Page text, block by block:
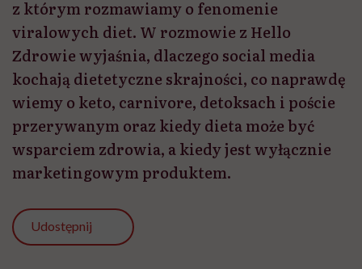
z którym rozmawiamy o fenomenie
viralowych diet. W rozmowie z Hello
Zdrowie wyjaśnia, dlaczego social media
kochają dietetyczne skrajności, co naprawdę
wiemy o keto, carnivore, detoksach i poście
przerywanym oraz kiedy dieta może być
wsparciem zdrowia, a kiedy jest wyłącznie
marketingowym produktem.
Udostępnij